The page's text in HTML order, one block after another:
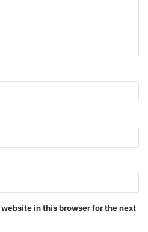
in this browser for the next